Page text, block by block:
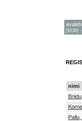
[9236] ·
nimi